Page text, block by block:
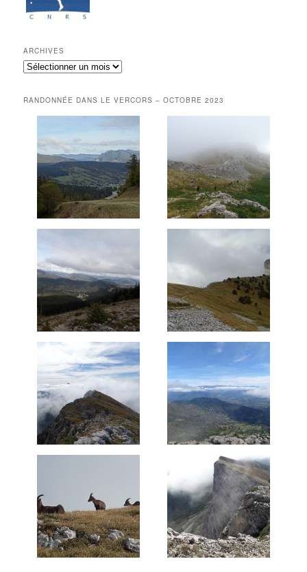
ARCHIVES
Archives
RANDONNÉE DANS LE VERCORS – OCTOBRE 2023